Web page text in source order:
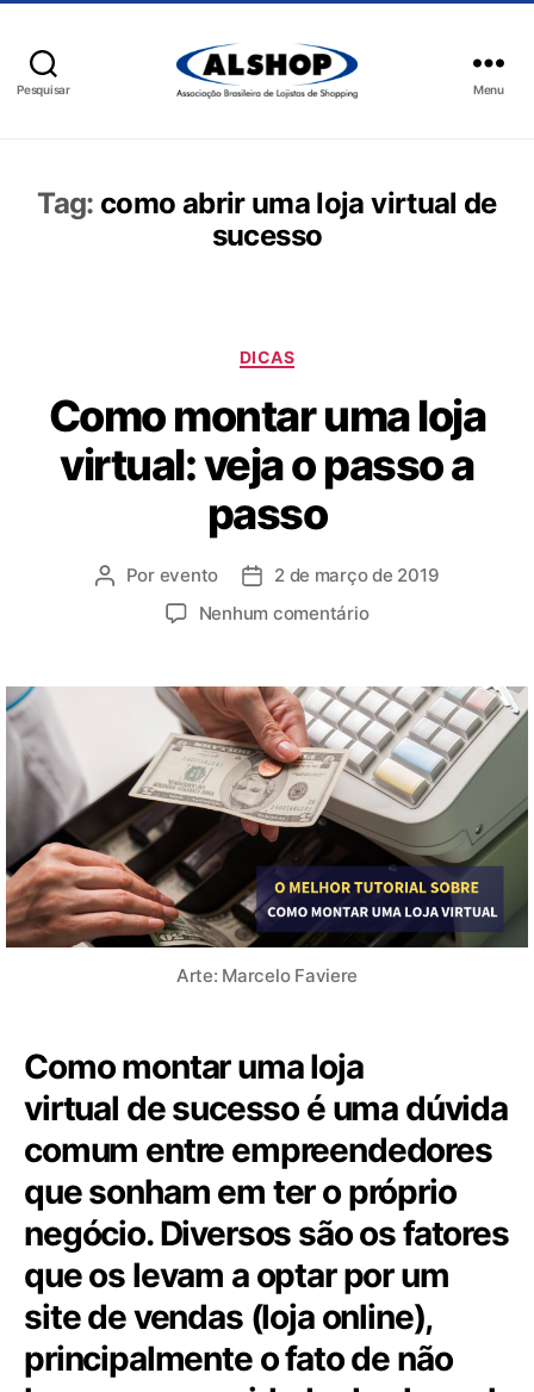
Pesquisar Menu
Tag: como abrir uma loja virtual de
sucesso
DICAS
Como montar uma loja
virtual: veja o passo a
passo
Por evento
2 de março de 2019
Nenhum comentário
Arte: Marcelo Faviere
Como montar uma loja
virtual de sucesso é uma dúvida
comum entre empreendedores
que sonham em ter o próprio
negócio. Diversos são os fatores
que os levam a optar por um
site de vendas (loja online),
principalmente o fato de não